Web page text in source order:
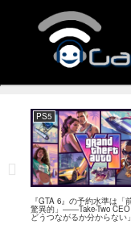
PS5
『GTA 6』の予約水準は「
驚異的」――Take-Two
どうつながるか分からない」